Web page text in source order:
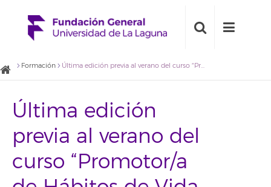
Formación Última edición previa al verano del curso “Promotor/a de Hábitos de Vida Saludables”
Última edición
previa al verano del
curso “Promotor/a